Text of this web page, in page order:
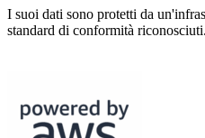
I suoi dati sono protetti da
standard di conformità riconosciuti.